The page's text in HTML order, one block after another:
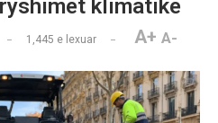
klimatike
1,445 e lexuar A+ A-